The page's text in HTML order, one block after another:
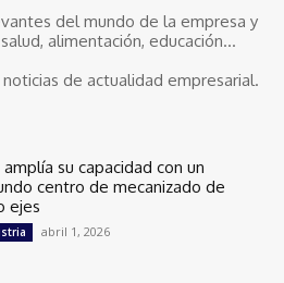
del mundo de la empresa y
alimentación, educación...
de actualidad empresarial.
amplía su capacidad con un
centro de mecanizado de
ejes
abril 1, 2026